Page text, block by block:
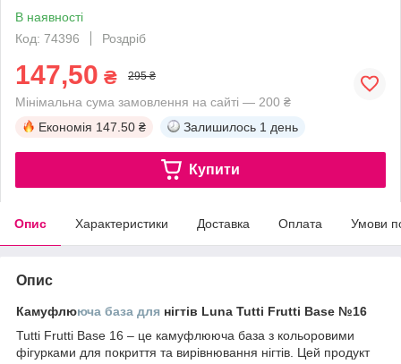
В наявності
Код: 74396
Роздріб
147,50 ₴ 295 ₴
Мінімальна сума замовлення на сайті — 200 ₴
Економія 147.50 ₴ Залишилось 1 день
Купити
Опис Характеристики Доставка Оплата Умови
Опис
Камуфлююча база для нігтів Luna Tutti Frutti Base №16
Tutti Frutti Base 16 – це камуфлююча база з кольоровими
фігурками для покриття та вирівнювання нігтів. Цей продукт